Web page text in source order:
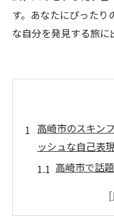
す。あなたにぴったり
な自分を発見する旅に
高崎市のスキン
ッシュな自己表
高崎市で話
スキンフェ